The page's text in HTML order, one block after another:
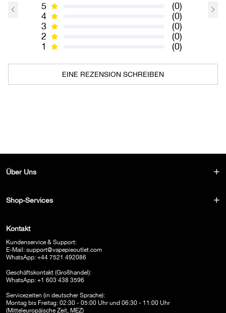
5
(0)
4
(0)
3
(0)
2
(0)
1
(0)
EINE REZENSION SCHREIBEN
Über Uns
Shop-Services
Kontakt
Kundenservice & Support:
E-Mail: support@vapepieoutlet.com
WhatsApp: +44 7521 492086
Geschäftskontakt (Großhandel):
WhatsApp: +1 603 438 3596
Servicezeiten (in deutscher Sprache):
Montag bis Freitag: 02:30 - 05:00 Uhr und 06:30 - 11:00 Uhr
(Mitteleuropäische Zeit, MEZ)